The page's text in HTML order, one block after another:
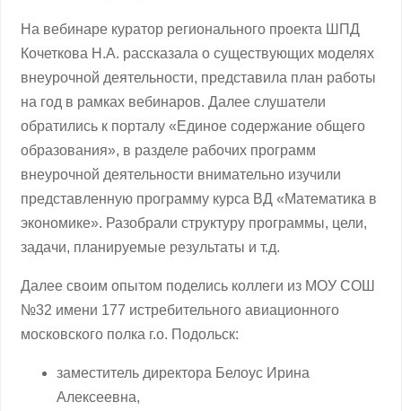
На вебинаре куратор регионального проекта ШПД
Кочеткова Н.А. рассказала о существующих моделях
внеурочной деятельности, представила план работы
на год в рамках вебинаров. Далее слушатели
обратились к порталу «Единое содержание общего
образования», в разделе рабочих программ
внеурочной деятельности внимательно изучили
представленную программу курса ВД «Математика в
экономике». Разобрали структуру программы, цели,
задачи, планируемые результаты и т.д.
Далее своим опытом поделись коллеги из МОУ СОШ
№32 имени 177 истребительного авиационного
московского полка г.о. Подольск:
заместитель директора Белоус Ирина
Алексеевна,